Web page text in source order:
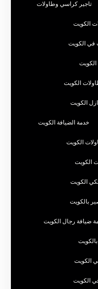
تاجير كراسي وطاولات
الكويت
في الكويت
الكويت
الكويت
الكويت
خدمة الضيافة الكويت
الكويت
الكويت
الكويت
بالكويت
ضيافة رجال الكويت
الكويت
الكويت